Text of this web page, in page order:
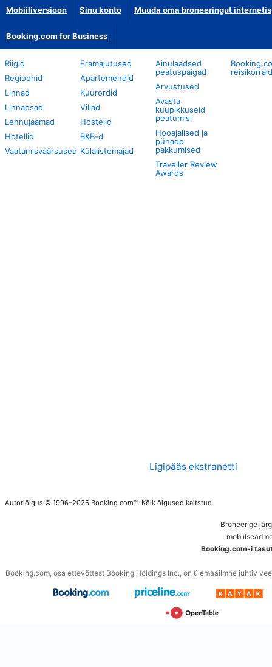
Mobiiliversioon Sinu konto Muuda oma broneeringut internetis
Booking.com for Business
Riigid
Regioonid
Linnad
Linnaosad
Lennujaamad
Hotellid
Vaatamisväärsused
Eramajutused
Apartemendid
Kuurordid
Villad
Hostelid
B&B-d
Külalistemajad
Ainulaadsed
peatuspaigad
Arvustused
Avasta
kuupikkuseid
peatumisi
Hooajalised ja
pühade
pakkumised
Traveller Review
Awards
Ligipääs ekstranetti
Autoriõigus © 1996–2026 Booking.com™. Kõik õigused kaitstud.
Broneerige
Booking.com-i
Booking.com, osa ettevõttest Booking Holdings Inc., on ülemaailmne juhtiv